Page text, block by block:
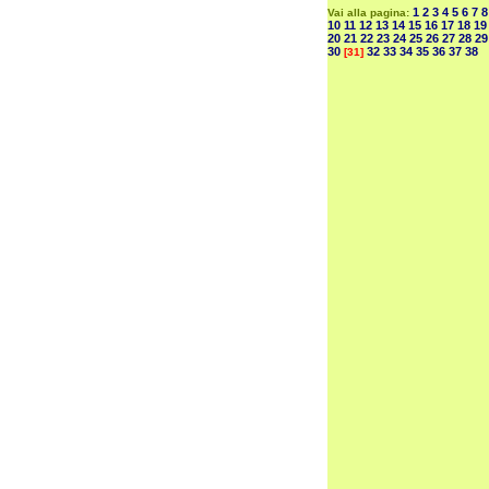
Vai alla pagina: 1 2 3 4 5 6 7 8
10 11 12 13 14 15 16 17 18 19
20 21 22 23 24 25 26 27 28 29
30 [31] 32 33 34 35 36 37 38